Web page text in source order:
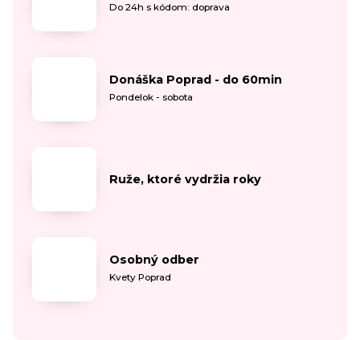
Do 24h s kódom: doprava
Donáška Poprad - do 60min
Pondelok - sobota
Ruže, ktoré vydržia roky
Osobný odber
Kvety Poprad